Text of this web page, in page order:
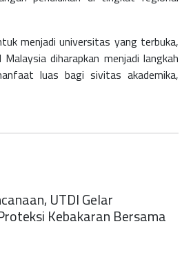
menjadi universitas yang terbuka,
diharapkan menjadi langkah
luas bagi sivitas akademika,
UTDI Gelar
Kebakaran Bersama